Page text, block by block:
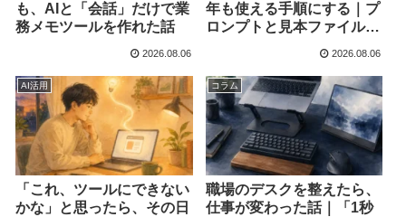
も、AIと「会話」だけで業
務メモツールを作れた話
2026.08.06
年も使える手順にする｜プ
ロンプトと見本ファイルを
2026.08.06
AI活用
「これ、ツールにできない
かな」と思ったら、その日
コラム
職場のデスクを整えたら、
仕事が変わった話｜「1秒